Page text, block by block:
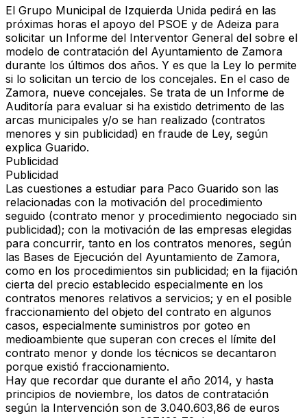
El Grupo Municipal de Izquierda Unida pedirá en las
próximas horas el apoyo del PSOE y de Adeiza para
solicitar un Informe del Interventor General del sobre el
modelo de contratación del Ayuntamiento de Zamora
durante los últimos dos años. Y es que la Ley lo permite
si lo solicitan un tercio de los concejales. En el caso de
Zamora, nueve concejales. Se trata de un Informe de
Auditoría para evaluar si ha existido detrimento de las
arcas municipales y/o se han realizado (contratos
menores y sin publicidad) en fraude de Ley, según
explica Guarido.
Publicidad
Publicidad
Las cuestiones a estudiar para Paco Guarido son las
relacionadas con la motivación del procedimiento
seguido (contrato menor y procedimiento negociado sin
publicidad); con la motivación de las empresas elegidas
para concurrir, tanto en los contratos menores, según
las Bases de Ejecución del Ayuntamiento de Zamora,
como en los procedimientos sin publicidad; en la fijación
cierta del precio establecido especialmente en los
contratos menores relativos a servicios; y en el posible
fraccionamiento del objeto del contrato en algunos
casos, especialmente suministros por goteo en
medioambiente que superan con creces el límite del
contrato menor y donde los técnicos se decantaron
porque existió fraccionamiento.
Hay que recordar que durante el año 2014, y hasta
principios de noviembre, los datos de contratación
según la Intervención son de 3.040.603,86 de euros